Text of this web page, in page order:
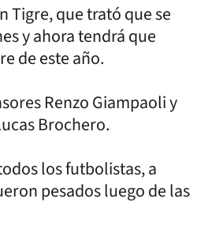
Tigre, que trató que se
y ahora tendrá que
de este año.
Renzo Giampaoli y
Brochero.
los futbolistas, a
pesados luego de las